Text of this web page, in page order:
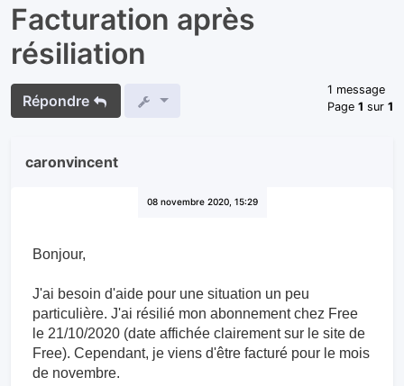
Facturation après
résiliation
Répondre
1 message
Page1 sur1
caronvincent
08 novembre 2020, 15:29
Bonjour,
J'ai besoin d'aide pour une situation un peu
particulière. J'ai résilié mon abonnement chez Free
le 21/10/2020 (date affichée clairement sur le site de
Free). Cependant, je viens d'être facturé pour le mois
de novembre.